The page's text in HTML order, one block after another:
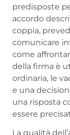
predisposte
accordo
coppia,
comunicare
come
della firma è
ordinaria, le
e una
una risposta
essere
La qualità